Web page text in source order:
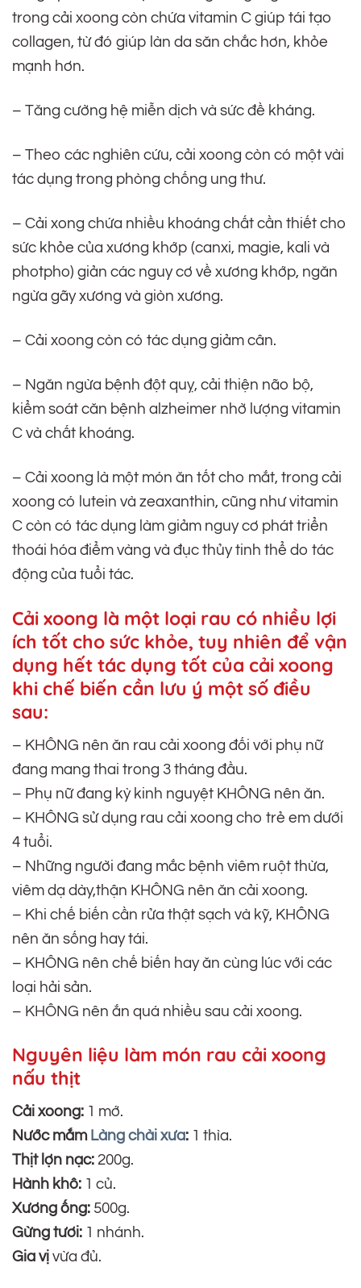
trong cải xoong còn chứa vitamin C giúp tái tạo
collagen, từ đó giúp làn da săn chắc hơn, khỏe
mạnh hơn.
– Tăng cường hệ miễn dịch và sức đề kháng.
– Theo các nghiên cứu, cải xoong còn có một vài
tác dụng trong phòng chống ung thư.
– Cải xong chứa nhiều khoáng chất cần thiết cho
sức khỏe của xương khớp (canxi, magie, kali và
photpho) giản các nguy cơ về xương khớp, ngăn
ngừa gãy xương và giòn xương.
– Cải xoong còn có tác dụng giảm cân.
– Ngăn ngừa bệnh đột quỵ, cải thiện não bộ,
kiểm soát căn bệnh alzheimer nhờ lượng vitamin
C và chất khoáng.
– Cải xoong là một món ăn tốt cho mắt, trong cải
xoong có lutein và zeaxanthin, cũng như vitamin
C còn có tác dụng làm giảm nguy cơ phát triển
thoái hóa điểm vàng và đục thủy tinh thể do tác
động của tuổi tác.
Cải xoong là một loại rau có nhiều lợi
ích tốt cho sức khỏe, tuy nhiên để vận
dụng hết tác dụng tốt của cải xoong
khi chế biến cần lưu ý một số điều
sau:
– KHÔNG nên ăn rau cải xoong đối với phụ nữ
đang mang thai trong 3 tháng đầu.
– Phụ nữ đang kỳ kinh nguyệt KHÔNG nên ăn.
– KHÔNG sử dụng rau cải xoong cho trẻ em dưới
4 tuổi.
– Những người đang mắc bệnh viêm ruột thừa,
viêm dạ dày,thận KHÔNG nên ăn cải xoong.
– Khi chế biến cần rửa thật sạch và kỹ, KHÔNG
nên ăn sống hay tái.
– KHÔNG nên chế biến hay ăn cùng lúc với các
loại hải sản.
– KHÔNG nên ắn quá nhiều sau cải xoong.
Nguyên liệu làm món rau cải xoong
nấu thịt
Cải xoong: 1 mớ.
Nước mắm Làng chài xưa: 1 thìa.
Thịt lợn nạc: 200g.
Hành khô: 1 củ.
Xương ống: 500g.
Gừng tươi: 1 nhánh.
Gia vị vừa đủ.